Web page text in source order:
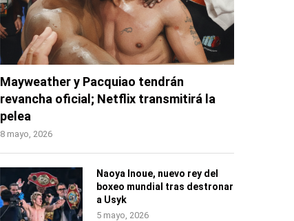
Mayweather y Pacquiao tendrán
revancha oficial; Netflix transmitirá la
pelea
8 mayo, 2026
Naoya Inoue, nuevo rey del
boxeo mundial tras destronar
a Usyk
5 mayo, 2026